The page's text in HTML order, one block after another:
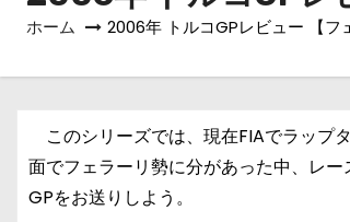
ホーム 2006年 トルコGPレビュー 【フ
このシリーズでは、現在FIAでラップ
面でフェラーリ勢に分があった中、レ
GPをお送りしよう。